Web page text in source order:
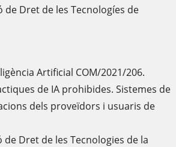
de Dret de les Tecnologíes de
Artificial COM/2021/206.
de IA prohibides. Sistemes de
dels proveïdors i usuaris de
de Dret de les Tecnologies de la